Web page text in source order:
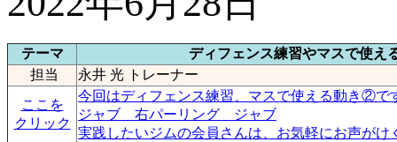
テーマ
ディフェンス練習やマスで使え
担当
永井 光 トレーナー
ここを
クリック
今回はディフェンス練習、マスで使える動き②で
ジャブ 右パーリング ジャブ
実践したいジムの会員さんは、お気軽にお声がけ